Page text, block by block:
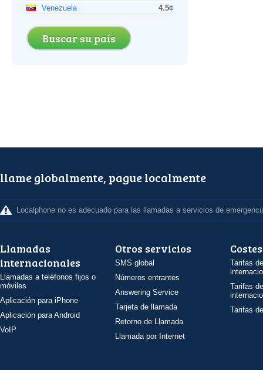
Venezuela
4.5¢
Buscar su país
llame globalmente, pague localmente
Localphone no es adecuado para las llamadas a servicios de
Llamadas
internacionales
Llamadas a teléfonos fijos o
móviles
Aplicación para iPhone
Aplicación para Android
VoIP
Otros servicios
SMS global
Números entrantes
Answering Service
Tarjeta de llamada
Retorno de Llamada
Llamada por Internet
Costes
Tarifas
Tarifas
Tarifas